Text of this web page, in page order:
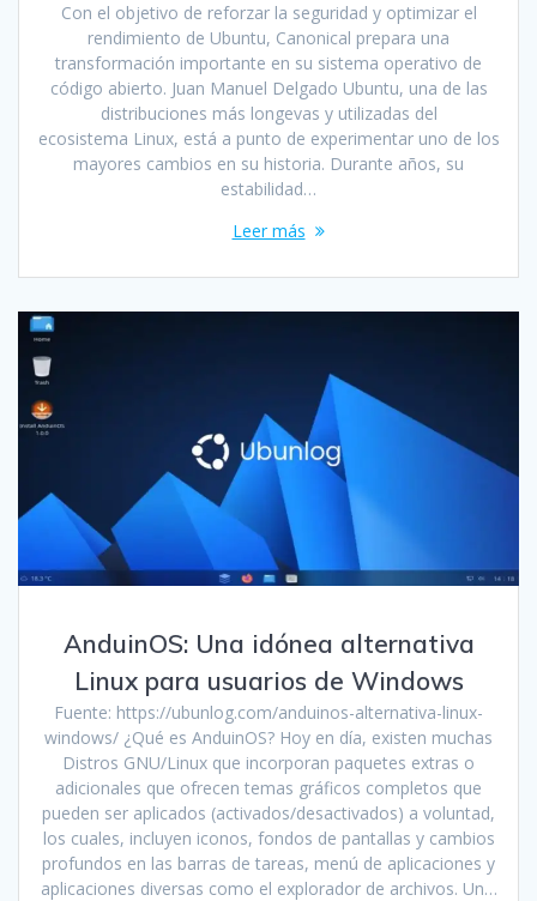
Con el objetivo de reforzar la seguridad y optimizar el
rendimiento de Ubuntu, Canonical prepara una
transformación importante en su sistema operativo de
código abierto. Juan Manuel Delgado Ubuntu, una de las
distribuciones más longevas y utilizadas del
ecosistema Linux, está a punto de experimentar uno de los
mayores cambios en su historia. Durante años, su
estabilidad…
Leer más
AnduinOS: Una idónea alternativa
Linux para usuarios de Windows
Fuente: https://ubunlog.com/anduinos-alternativa-linux-
windows/ ¿Qué es AnduinOS? Hoy en día, existen muchas
Distros GNU/Linux que incorporan paquetes extras o
adicionales que ofrecen temas gráficos completos que
pueden ser aplicados (activados/desactivados) a voluntad,
los cuales, incluyen iconos, fondos de pantallas y cambios
profundos en las barras de tareas, menú de aplicaciones y
aplicaciones diversas como el explorador de archivos. Un…